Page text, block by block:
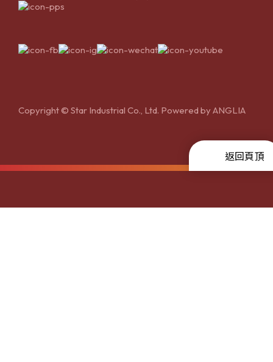
Copyright © Star Industrial Co., Ltd. Powered byANGLIA
返回頁頂